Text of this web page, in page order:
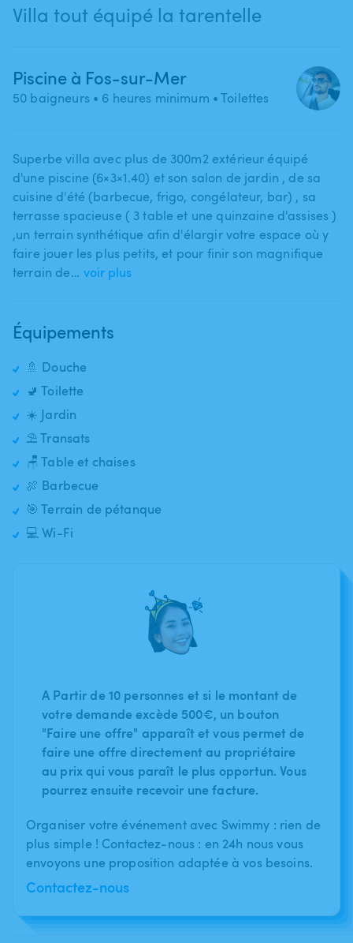
Villa tout équipé la tarentelle
Piscine à Fos-sur-Mer
50 baigneurs • 6 heures minimum • Toilettes
Superbe villa avec plus de 300m2 extérieur équipé
d'une piscine (6×3×1.40) et son salon de jardin ​,​ de sa
cuisine d'été (barbecue​,​ frigo​,​ congélateur​,​ bar) ​,​ sa
terrasse spacieuse ( 3 table et une quinzaine d'assises ) ​
,​un terrain synthétique afin d'élargir votre espace où y
faire jouer les plus petits​,​ et pour finir son magnifique
terrain de… voir plus
Équipements
🚿 Douche
🚽 Toilette
☀️ Jardin
⛱️ Transats
🪑 Table et chaises
🍖 Barbecue
🎯 Terrain de pétanque
💻 Wi-Fi
A Partir de 10 personnes et si le montant de
votre demande excède 500€, un bouton
"Faire une offre" apparaît et vous permet de
faire une offre directement au propriétaire
au prix qui vous paraît le plus opportun. Vous
pourrez ensuite recevoir une facture.
Organiser votre événement avec Swimmy : rien de
plus simple ! Contactez-nous : en 24h nous vous
envoyons une proposition adaptée à vos besoins.
Contactez-nous